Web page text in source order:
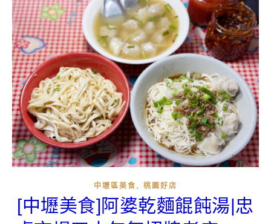
中壢區美食 , 桃園好店
[中壢美食]阿婆乾麵餛飩湯|忠